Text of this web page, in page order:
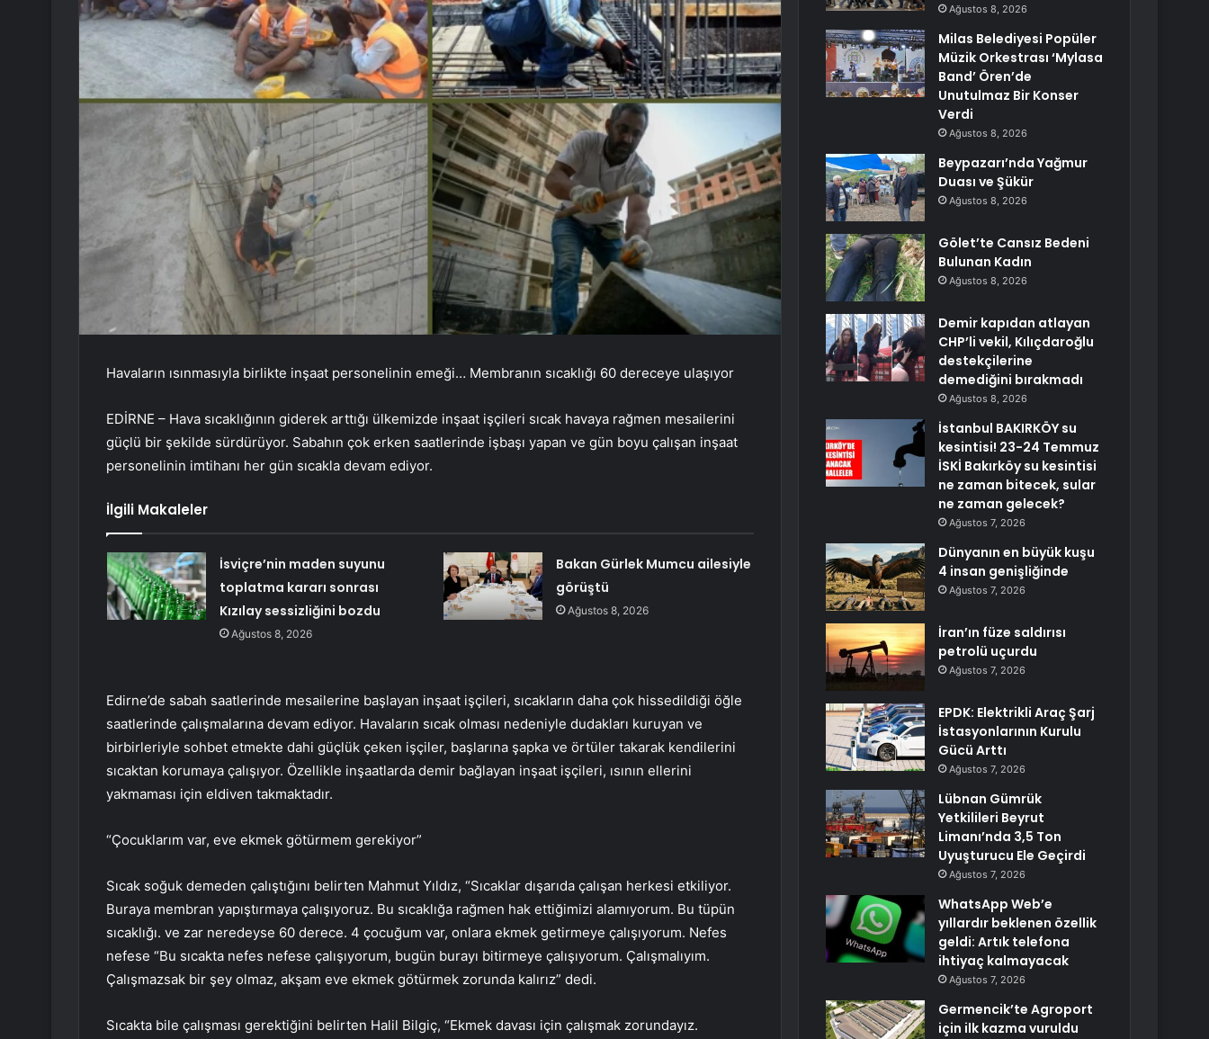
Havaların ısınmasıyla birlikte inşaat personelinin emeği… Membranın sıcaklığı 60 dereceye ulaşıyor
EDİRNE – Hava sıcaklığının giderek arttığı ülkemizde inşaat işçileri sıcak havaya rağmen mesailerini
güçlü bir şekilde sürdürüyor. Sabahın çok erken saatlerinde işbaşı yapan ve gün boyu çalışan inşaat
personelinin imtihanı her gün sıcakla devam ediyor.
İlgili Makaleler
İsviçre’nin maden suyunu
toplatma kararı sonrası
Kızılay sessizliğini bozdu
Ağustos 8, 2026
Bakan Gürlek Mumcu ailesiyle
görüştü
Ağustos 8, 2026
Edirne’de sabah saatlerinde mesailerine başlayan inşaat işçileri, sıcakların daha çok hissedildiği öğle
saatlerinde çalışmalarına devam ediyor. Havaların sıcak olması nedeniyle dudakları kuruyan ve
birbirleriyle sohbet etmekte dahi güçlük çeken işçiler, başlarına şapka ve örtüler takarak kendilerini
sıcaktan korumaya çalışıyor. Özellikle inşaatlarda demir bağlayan inşaat işçileri, ısının ellerini
yakmaması için eldiven takmaktadır.
“Çocuklarım var, eve ekmek götürmem gerekiyor”
Sıcak soğuk demeden çalıştığını belirten Mahmut Yıldız, “Sıcaklar dışarıda çalışan herkesi etkiliyor.
Buraya membran yapıştırmaya çalışıyoruz. Bu sıcaklığa rağmen hak ettiğimizi alamıyorum. Bu tüpün
sıcaklığı. ve zar neredeyse 60 derece. 4 çocuğum var, onlara ekmek getirmeye çalışıyorum. Nefes
nefese “Bu sıcakta nefes nefese çalışıyorum, bugün burayı bitirmeye çalışıyorum. Çalışmalıyım.
Çalışmazsak bir şey olmaz, akşam eve ekmek götürmek zorunda kalırız” dedi.
Sıcakta bile çalışması gerektiğini belirten Halil Bilgiç, “Ekmek davası için çalışmak zorundayız.
Ağustos 8, 2026
Milas Belediyesi Popüler
Müzik Orkestrası ‘Mylasa
Band’ Ören’de
Unutulmaz Bir Konser
Verdi
Ağustos 8, 2026
Beypazarı’nda Yağmur
Duası ve Şükür
Ağustos 8, 2026
Gölet’te Cansız Bedeni
Bulunan Kadın
Ağustos 8, 2026
Demir kapıdan atlayan
CHP’li vekil, Kılıçdaroğlu
destekçilerine
demediğini bırakmadı
Ağustos 8, 2026
İstanbul BAKIRKÖY su
kesintisi! 23-24 Temmuz
İSKİ Bakırköy su kesintisi
ne zaman bitecek, sular
ne zaman gelecek?
Ağustos 7, 2026
Dünyanın en büyük kuşu
4 insan genişliğinde
Ağustos 7, 2026
İran’ın füze saldırısı
petrolü uçurdu
Ağustos 7, 2026
EPDK: Elektrikli Araç Şarj
İstasyonlarının Kurulu
Gücü Arttı
Ağustos 7, 2026
Lübnan Gümrük
Yetkilileri Beyrut
Limanı’nda 3,5 Ton
Uyuşturucu Ele Geçirdi
Ağustos 7, 2026
WhatsApp Web’e
yıllardır beklenen özellik
geldi: Artık telefona
ihtiyaç kalmayacak
Ağustos 7, 2026
Germencik’te Agroport
için ilk kazma vuruldu